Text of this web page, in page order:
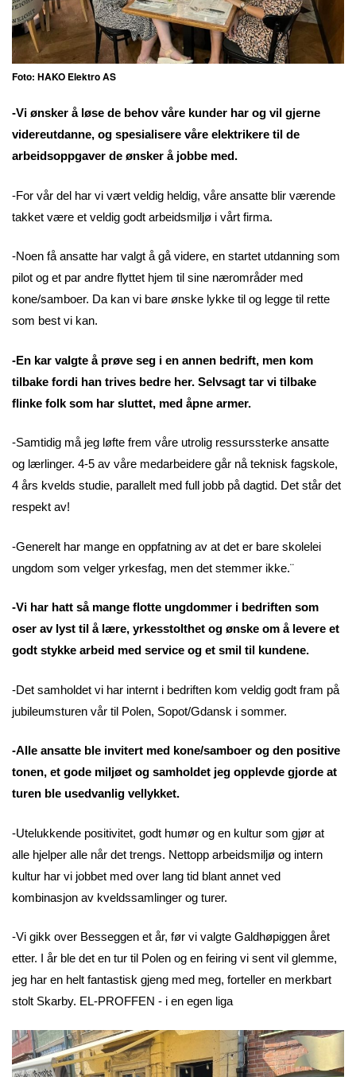
Foto: HAKO Elektro AS
-Vi ønsker å løse de behov våre kunder har og vil gjerne
videreutdanne, og spesialisere våre elektrikere til de
arbeidsoppgaver de ønsker å jobbe med.
-For vår del har vi vært veldig heldig, våre ansatte blir værende
takket være et veldig godt arbeidsmiljø i vårt firma.
-Noen få ansatte har valgt å gå videre, en startet utdanning som
pilot og et par andre flyttet hjem til sine nærområder med
kone/samboer. Da kan vi bare ønske lykke til og legge til rette
som best vi kan.
-En kar valgte å prøve seg i en annen bedrift, men kom
tilbake fordi han trives bedre her. Selvsagt tar vi tilbake
flinke folk som har sluttet, med åpne armer.
-Samtidig må jeg løfte frem våre utrolig ressurssterke ansatte
og lærlinger. 4-5 av våre medarbeidere går nå teknisk fagskole,
4 års kvelds studie, parallelt med full jobb på dagtid. Det står det
respekt av!
-Generelt har mange en oppfatning av at det er bare skolelei
ungdom som velger yrkesfag, men det stemmer ikke.¨
-Vi har hatt så mange flotte ungdommer i bedriften som
oser av lyst til å lære, yrkesstolthet og ønske om å levere et
godt stykke arbeid med service og et smil til kundene.
-Det samholdet vi har internt i bedriften kom veldig godt fram på
jubileumsturen vår til Polen, Sopot/Gdansk i sommer.
-Alle ansatte ble invitert med kone/samboer og den positive
tonen, et gode miljøet og samholdet jeg opplevde gjorde at
turen ble usedvanlig vellykket.
-Utelukkende positivitet, godt humør og en kultur som gjør at
alle hjelper alle når det trengs. Nettopp arbeidsmiljø og intern
kultur har vi jobbet med over lang tid blant annet ved
kombinasjon av kveldssamlinger og turer.
-Vi gikk over Besseggen et år, før vi valgte Galdhøpiggen året
etter. I år ble det en tur til Polen og en feiring vi sent vil glemme,
jeg har en helt fantastisk gjeng med meg, forteller en merkbart
stolt Skarby. EL-PROFFEN - i en egen liga